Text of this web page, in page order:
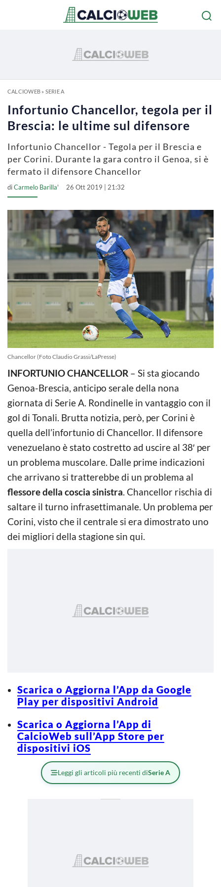
CALCIOWEB» SERIE A
Infortunio Chancellor, tegola per il
Brescia: le ultime sul difensore
Infortunio Chancellor - Tegola per il Brescia e
per Corini. Durante la gara contro il Genoa, si è
fermato il difensore Chancellor
diCarmelo Barilla' 26 Ott 2019 | 21:32
Chancellor (Foto Claudio Grassi/LaPresse)
INFORTUNIO CHANCELLOR – Si sta giocando
Genoa-Brescia, anticipo serale della nona
giornata di Serie A. Rondinelle in vantaggio con il
gol di Tonali. Brutta notizia, però, per Corini è
quella dell’infortunio di Chancellor. Il difensore
venezuelano è stato costretto ad uscire al 38′ per
un problema muscolare. Dalle prime indicazioni
che arrivano si tratterebbe di un problema al
flessore della coscia sinistra. Chancellor rischia di
saltare il turno infrasettimanale. Un problema per
Corini, visto che il centrale si era dimostrato uno
dei migliori della stagione sin qui.
Scarica o Aggiorna l’App da Google
Play per dispositivi Android
Scarica o Aggiorna l’App di
CalcioWeb sull’App Store per
dispositivi iOS
Leggi gli articoli più recenti diSerie A